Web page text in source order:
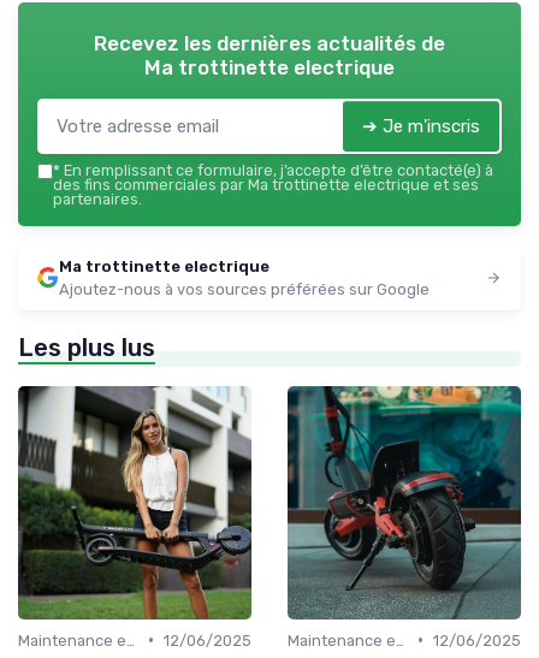
Recevez les dernières actualités de
Ma trottinette electrique
➔ Je m'inscris
* En remplissant ce formulaire, j’accepte d’être contacté(e) à
des fins commerciales par Ma trottinette electrique et ses
partenaires.
Ma trottinette electrique
Ajoutez-nous à vos sources préférées sur Google
Les plus lus
• 12/06/2025 • 12/06/2025